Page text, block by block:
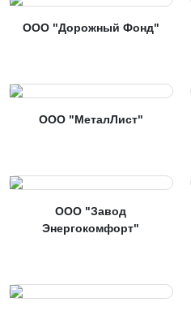
ООО "Дорожный Фонд"
ООО "МеталЛист"
ООО "Завод
Энергокомфорт"